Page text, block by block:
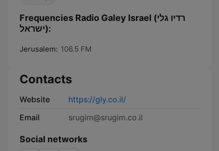
Frequencies Radio Galey Israel (רדיו גלי
ישראל):
Jerusalem: 106.5 FM
Contacts
Website
https://gly.co.il/
Email
srugim@srugim.co.il
Social networks